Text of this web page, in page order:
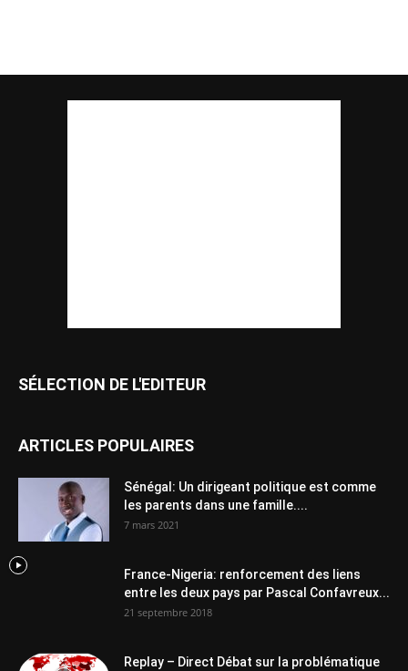
SÉLECTION DE L'EDITEUR
ARTICLES POPULAIRES
Sénégal: Un dirigeant politique est comme
les parents dans une famille....
7 mars 2021
France-Nigeria: renforcement des liens
entre les deux pays par Pascal Confavreux...
21 septembre 2018
Replay – Direct Débat sur la problématique